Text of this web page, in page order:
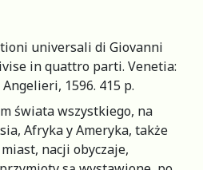
universali di Giovanni
in quattro parti. Venetia:
1596. 415 p.
świata wszystkiego, na
Afryka y Ameryka, także
nacji obyczaje,